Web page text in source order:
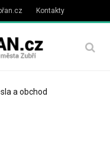
Kontakty